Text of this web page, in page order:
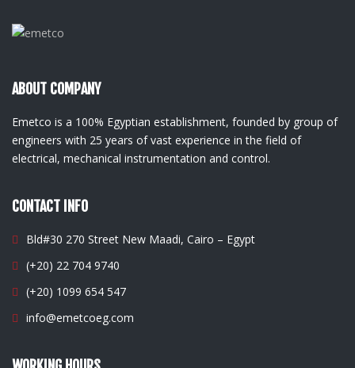
ABOUT COMPANY
Emetco is a 100% Egyptian establishment, founded by group of
engineers with 25 years of vast experience in the field of
electrical, mechanical instrumentation and control.
CONTACT INFO
Bld#30 270 Street New Maadi, Cairo – Egypt
(+20) 22 704 9740
(+20) 1099 654 547
info@emetcoeg.com